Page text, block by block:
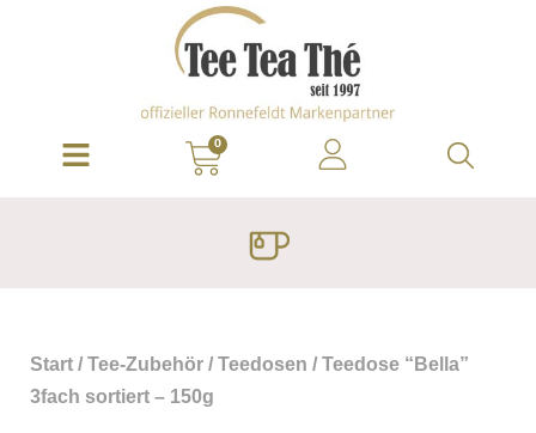
0
Start / Tee-Zubehör / Teedosen / Teedose “Bella”
3fach sortiert – 150g